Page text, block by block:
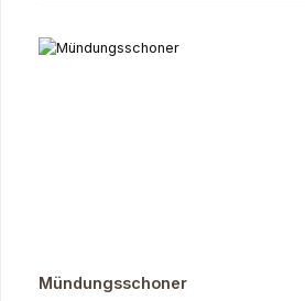
Mündungsschoner